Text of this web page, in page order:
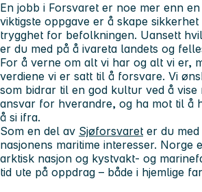
En jobb i Forsvaret er noe mer enn
viktigste oppgave er å skape
trygghet for befolkningen. Uansett
er du med på å ivareta landets og
For å verne om alt vi har og alt vi er,
verdiene vi er satt til å forsvare. Vi
som bidrar til en god kultur ved å vise
ansvar for hverandre, og ha mot til å
å si ifra.
Som en del av Sjøforsvaret er du
nasjonens maritime interesser. Norge
arktisk nasjon og kystvakt- og
tid ute på oppdrag – både i hjemlige